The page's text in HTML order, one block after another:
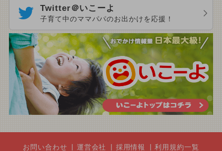
Twitter＠いこーよ
子育て中のママパパのお出かけを応援！
お問い合わせ 運営会社 採用情報 利用規約一覧